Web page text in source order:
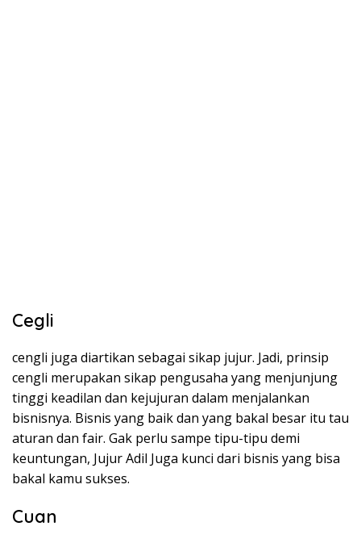
Cegli
cengli juga diartikan sebagai sikap jujur. Jadi, prinsip
cengli merupakan sikap pengusaha yang menjunjung
tinggi keadilan dan kejujuran dalam menjalankan
bisnisnya. Bisnis yang baik dan yang bakal besar itu tau
aturan dan fair. Gak perlu sampe tipu-tipu demi
keuntungan, Jujur Adil Juga kunci dari bisnis yang bisa
bakal kamu sukses.
Cuan